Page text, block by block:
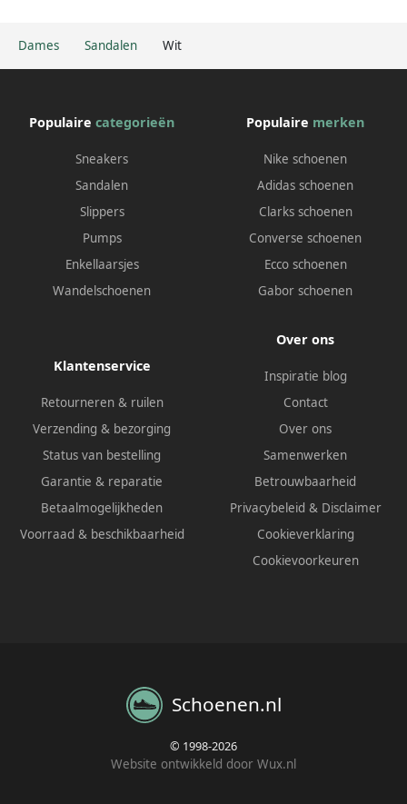
Dames Sandalen Wit
Populaire categorieën
Sneakers
Sandalen
Slippers
Pumps
Enkellaarsjes
Wandelschoenen
Populaire merken
Nike schoenen
Adidas schoenen
Clarks schoenen
Converse schoenen
Ecco schoenen
Gabor schoenen
Klantenservice
Retourneren & ruilen
Verzending & bezorging
Status van bestelling
Garantie & reparatie
Betaalmogelijkheden
Voorraad & beschikbaarheid
Over ons
Inspiratie blog
Contact
Over ons
Samenwerken
Betrouwbaarheid
Privacybeleid & Disclaimer
Cookieverklaring
Cookievoorkeuren
Schoenen.nl
© 1998-2026
Website ontwikkeld door Wux.nl